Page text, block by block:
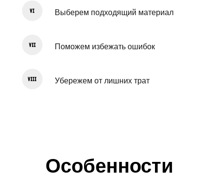
Выберем подходящий материал
Поможем избежать ошибок
Убережем от лишних трат
Особенности